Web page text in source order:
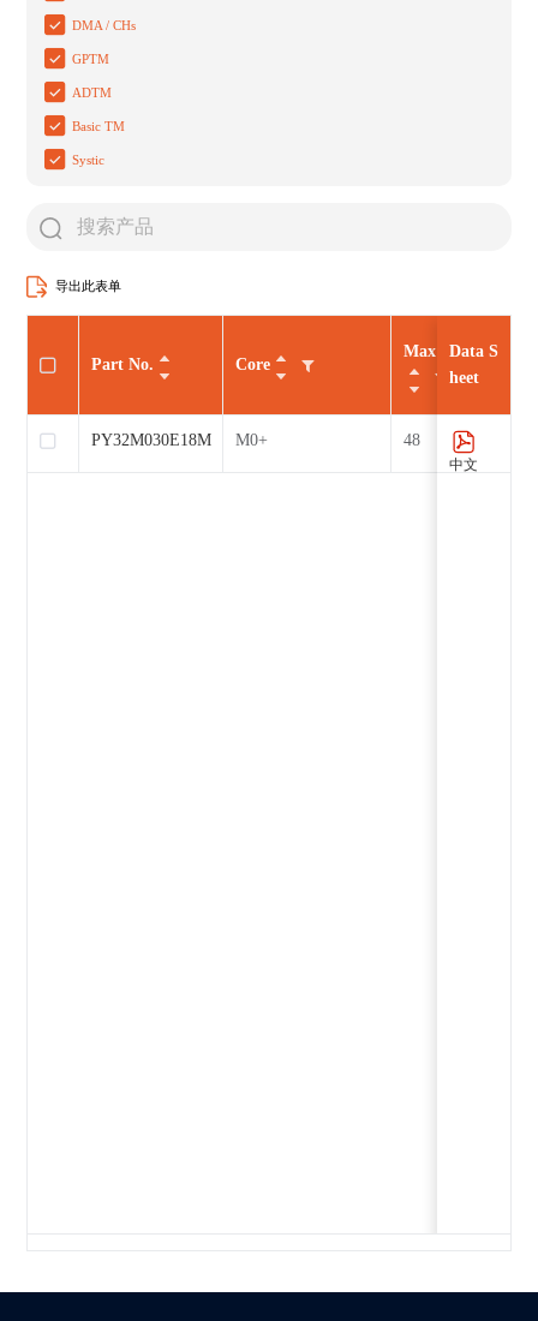
DMA / CHs
GPTM
ADTM
Basic TM
Systic
导出此表单
Core
Max CLK（MHz
M0+ 48
Part No.
PY32M030E18M7
Data S
heet
中文